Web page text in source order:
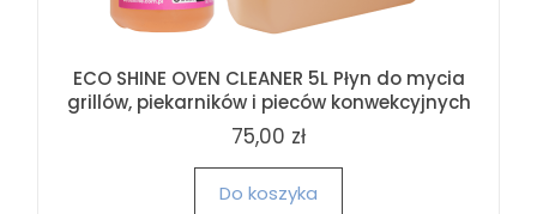
ECO SHINE OVEN CLEANER 5L Płyn do mycia
grillów, piekarników i pieców konwekcyjnych
75,00 zł
Do koszyka